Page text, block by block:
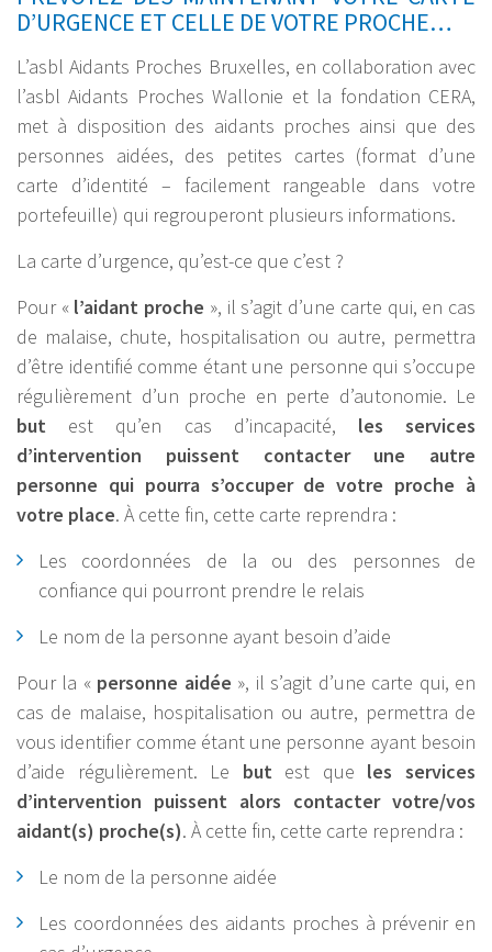
D’URGENCE ET CELLE DE VOTRE PROCHE…
L’asbl Aidants Proches Bruxelles, en collaboration avec
l’asbl Aidants Proches Wallonie et la fondation CERA,
met à disposition des aidants proches ainsi que des
personnes aidées, des petites cartes (format d’une
carte d’identité – facilement rangeable dans votre
portefeuille) qui regrouperont plusieurs informations.
La carte d’urgence, qu’est-ce que c’est ?
Pour «l’aidant proche », il s’agit d’une carte qui, en cas
de malaise, chute, hospitalisation ou autre, permettra
d’être identifié comme étant une personne qui s’occupe
régulièrement d’un proche en perte d’autonomie. Le
but est qu’en cas d’incapacité, les services
d’intervention puissent contacter une autre
personne qui pourra s’occuper de votre proche à
votre place. À cette fin, cette carte reprendra :
Les coordonnées de la ou des personnes de
confiance qui pourront prendre le relais
Le nom de la personne ayant besoin d’aide
Pour la « personne aidée », il s’agit d’une carte qui, en
cas de malaise, hospitalisation ou autre, permettra de
vous identifier comme étant une personne ayant besoin
d’aide régulièrement. Le butest que les services
d’intervention puissent alors contacter votre/vos
aidant(s) proche(s). À cette fin, cette carte reprendra :
Le nom de la personne aidée
Les coordonnées des aidants proches à prévenir en